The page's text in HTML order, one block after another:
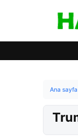
Ana sayfa